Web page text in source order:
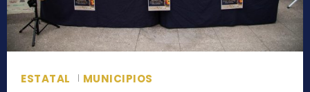
ESTATAL MUNICIPIOS